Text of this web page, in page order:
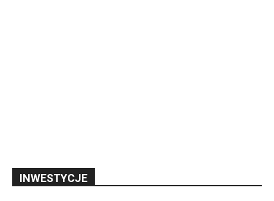
INWESTYCJE